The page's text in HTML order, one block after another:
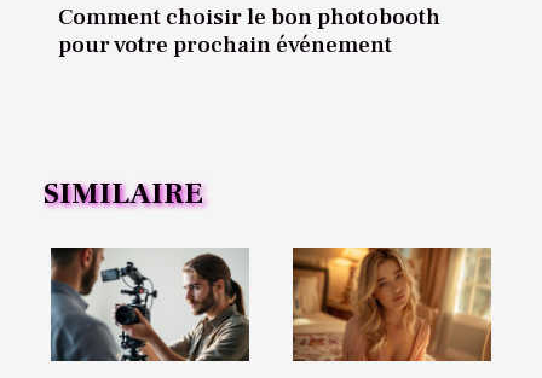
Comment choisir le bon photobooth
pour votre prochain événement
SIMILAIRE